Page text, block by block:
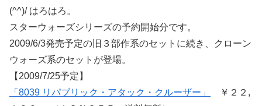
(^^)/ はろはろ。
スターウォーズシリーズの予約開始分です。
2009/6/3発売予定の旧３部作系のセットに続き、クローン
ウォーズ系のセットが登場。
【2009/7/25予定】
「8039 リパブリック・アタック・クルーザー」
￥２２,